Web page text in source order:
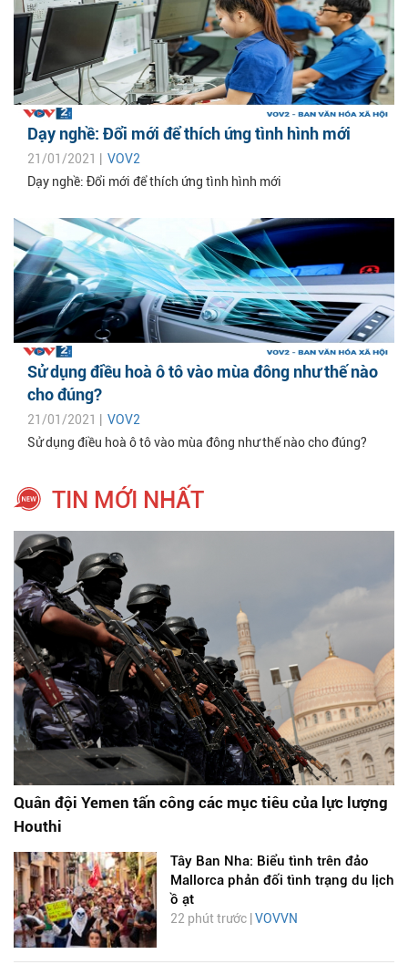
Dạy nghề: Đổi mới để thích ứng tình hình mới
21/01/2021 | VOV2
Dạy nghề: Đổi mới để thích ứng tình hình mới
Sử dụng điều hoà ô tô vào mùa đông như thế nào
cho đúng?
21/01/2021 | VOV2
Sử dụng điều hoà ô tô vào mùa đông như thế nào cho đúng?
TIN MỚI NHẤT
Quân đội Yemen tấn công các mục tiêu của lực lượng
Houthi
Tây Ban Nha: Biểu tình trên đảo
Mallorca phản đối tình trạng du lịch
ồ ạt
22 phút trước | VOVVN